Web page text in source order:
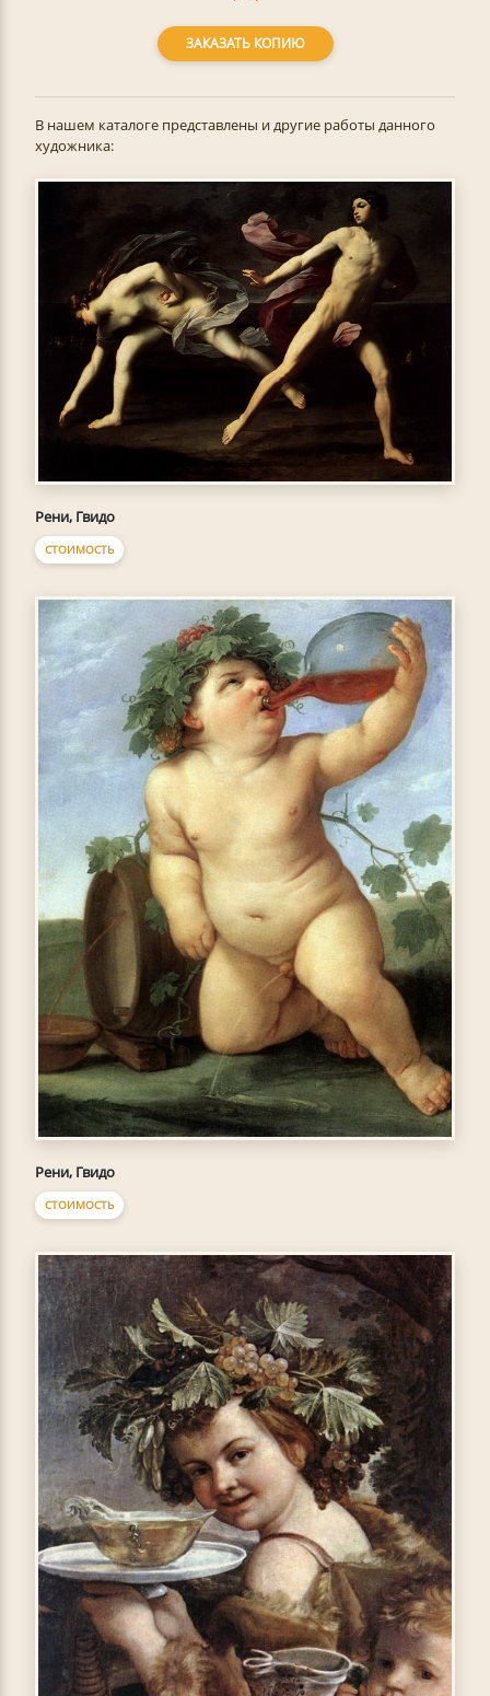
ЗАКАЗАТЬ КОПИЮ
В нашем каталоге представлены и другие работы данного
художника:
Рени, Гвидо
СТОИМОСТЬ
Рени, Гвидо
СТОИМОСТЬ